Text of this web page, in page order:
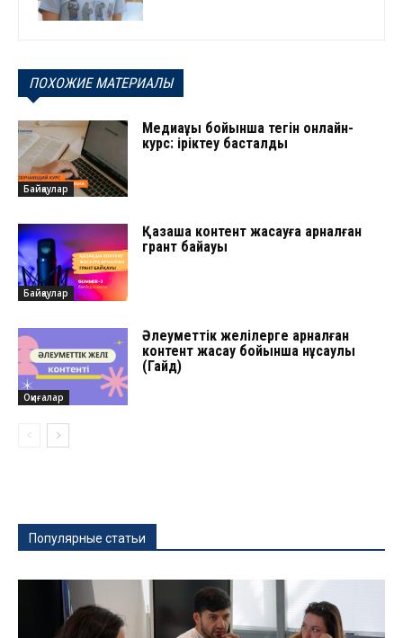
ПОХОЖИЕ МАТЕРИАЛЫ
Байқаулар
Медиақұқық бойынша тегін онлайн-
курс: іріктеу басталды
Байқаулар
Қазақша контент жасауға арналған
грант байқауы
Оқиғалар
Әлеуметтік желілерге арналған
контент жасау бойынша нұсқаулық
(Гайд)
Популярные статьи